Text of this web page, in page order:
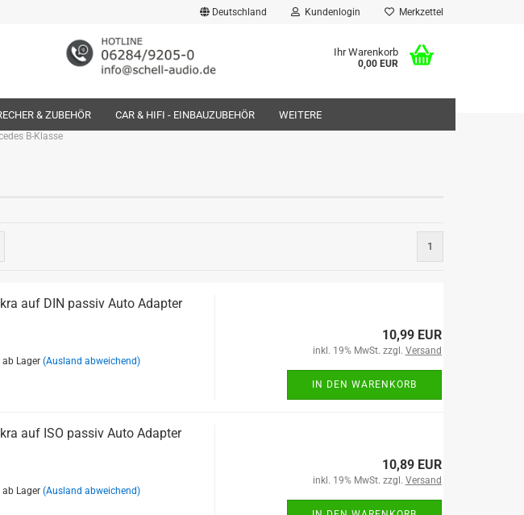
Deutschland
Lieferland
Kundenlogin Merkzettel
Ihr Warenkorb
0,00 EUR
& ZUBEHÖR CAR & HIFI - EINBAUZUBEHÖR WEITERE
B-Klasse
1
auf DIN passiv Auto Adapter
Lager (Ausland abweichend)
10,99 EUR
inkl. 19% MwSt. zzgl. Versand
IN DEN WARENKORB
auf ISO passiv Auto Adapter
Lager (Ausland abweichend)
10,89 EUR
inkl. 19% MwSt. zzgl. Versand